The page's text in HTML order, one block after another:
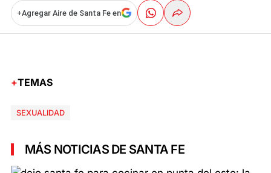
+Agregar Aire de Santa Fe en
TEMAS
SEXUALIDAD
MÁS NOTICIAS DE SANTA FE